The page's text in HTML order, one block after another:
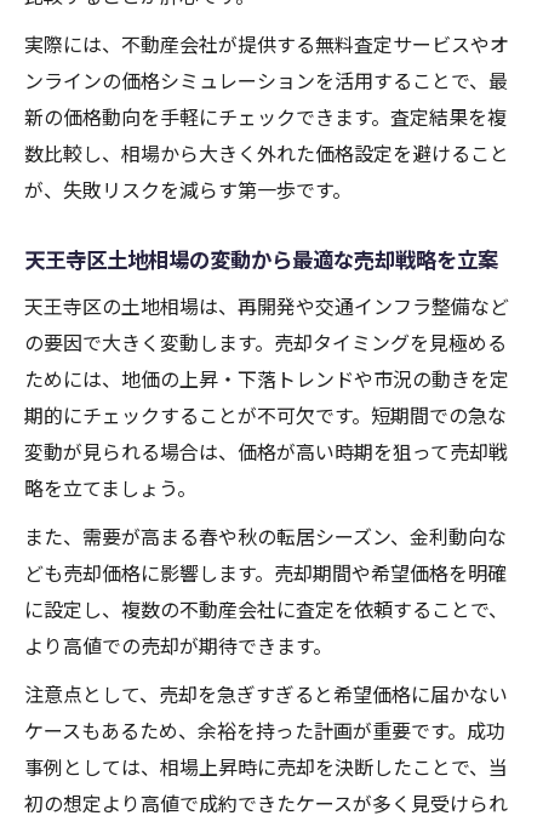
実際には、不動産会社が提供する無料査定サービスやオ
ンラインの価格シミュレーションを活用することで、最
新の価格動向を手軽にチェックできます。査定結果を複
数比較し、相場から大きく外れた価格設定を避けること
が、失敗リスクを減らす第一歩です。
天王寺区土地相場の変動から最適な売却戦略を立案
天王寺区の土地相場は、再開発や交通インフラ整備など
の要因で大きく変動します。売却タイミングを見極める
ためには、地価の上昇・下落トレンドや市況の動きを定
期的にチェックすることが不可欠です。短期間での急な
変動が見られる場合は、価格が高い時期を狙って売却戦
略を立てましょう。
また、需要が高まる春や秋の転居シーズン、金利動向な
ども売却価格に影響します。売却期間や希望価格を明確
に設定し、複数の不動産会社に査定を依頼することで、
より高値での売却が期待できます。
注意点として、売却を急ぎすぎると希望価格に届かない
ケースもあるため、余裕を持った計画が重要です。成功
事例としては、相場上昇時に売却を決断したことで、当
初の想定より高値で成約できたケースが多く見受けられ